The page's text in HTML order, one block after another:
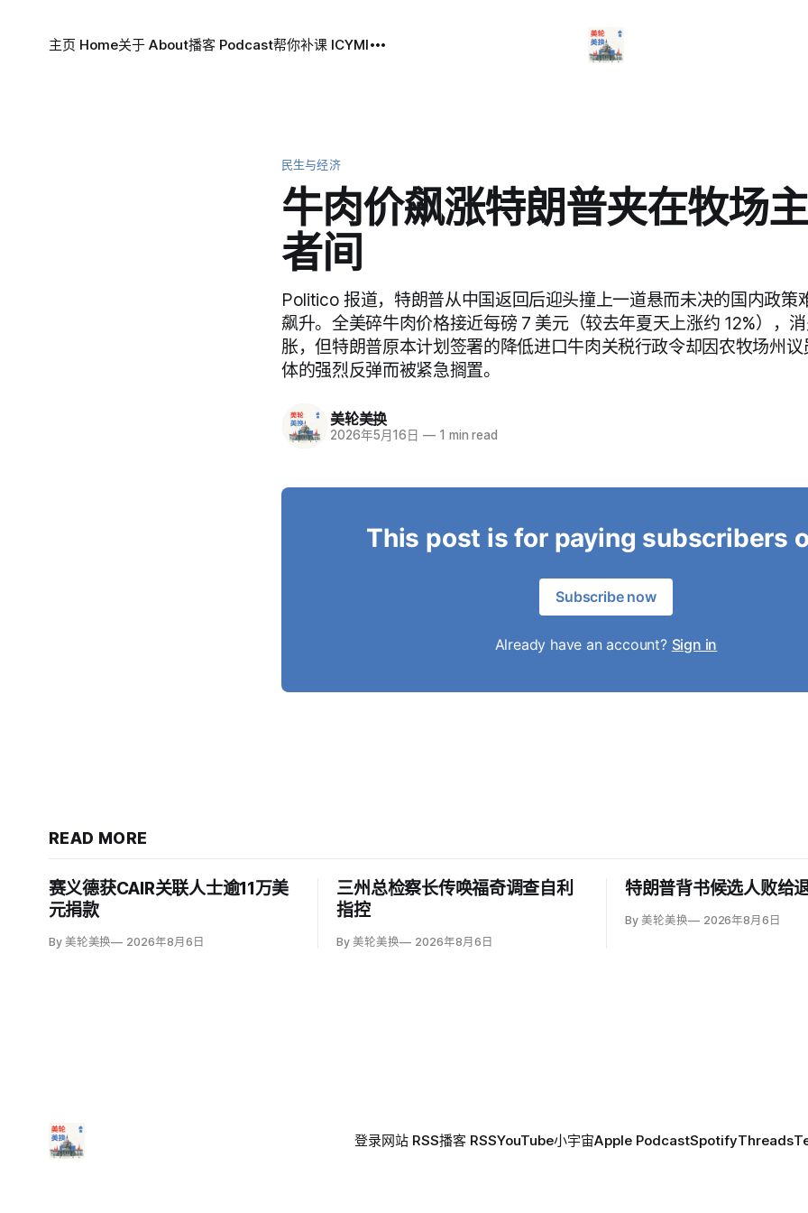
主页 Home关于 About播客 Podcast帮你补课 ICYMI
民生与经济
牛肉价飙涨特朗普夹在牧场
者间
Politico 报道，特朗普从中国返回后迎头撞上一道悬而未决的国内政策
飙升。全美碎牛肉价格接近每磅 7 美元（较去年夏天上涨约 12%），
胀，但特朗普原本计划签署的降低进口牛肉关税行政令却因农牧场州
体的强烈反弹而被紧急搁置。
美轮美换
2026年5月16日 — 1 min read
This post is for paying subscribers
Subscribe now
Already have an account? Sign in
READ MORE
赛义德获CAIR关联人士逾11万美
元捐款
By 美轮美换 2026年8月6日
三州总检察长传唤福奇调查自利
指控
By 美轮美换 2026年8月6日
特朗普背书候选人败给
By 美轮美换 2026年8月6日
登录网站 RSS播客 RSSYouTube小宇宙Apple PodcastSpotifyThreads